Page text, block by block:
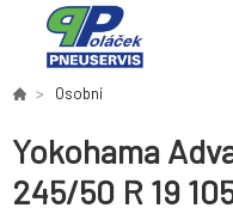
Osobní
Yokohama
245/50 R 19